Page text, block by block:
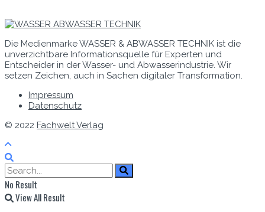
Die Medienmarke WASSER & ABWASSER TECHNIK ist die
unverzichtbare Informationsquelle für Experten und
Entscheider in der Wasser- und Abwasserindustrie. Wir
setzen Zeichen, auch in Sachen digitaler Transformation.
Impressum
Datenschutz
© 2022 Fachwelt Verlag
No Result
View All Result